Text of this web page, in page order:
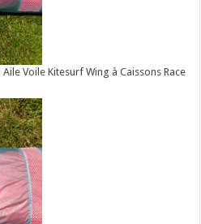
Voile Kitesurf Wing à Caissons Race